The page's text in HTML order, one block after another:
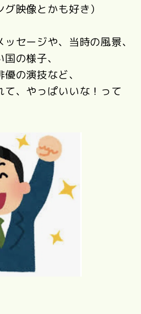
グ映像とかも好き）
セージや、当時の風景、
の様子、
の演技など、
て、やっぱいいな！って